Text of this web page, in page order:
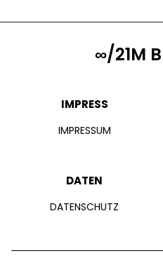
∞/21M
IMPRESS
IMPRESSUM
DATEN
DATENSCHUTZ